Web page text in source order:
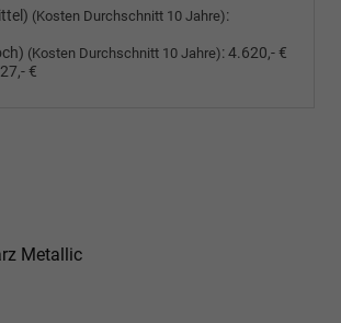
(Kosten Durchschnitt 10 Jahre):
(Kosten Durchschnitt 10 Jahre):4.620,- €
€
Metallic